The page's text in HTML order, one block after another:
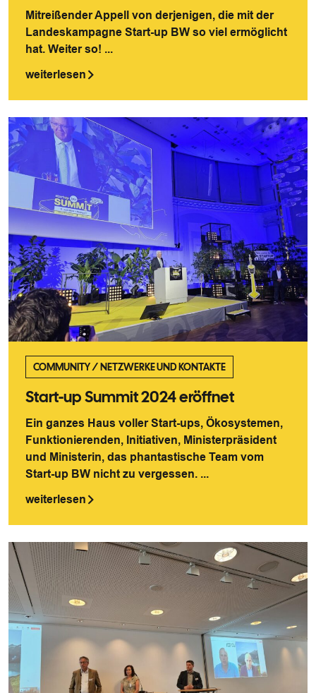
Mitreißender Appell von derjenigen, die mit der
Landeskampagne Start-up BW so viel ermöglicht
hat. Weiter so! ...
weiterlesen
COMMUNITY/NETZWERKE UND KONTAKTE
Start-up Summit 2024 eröffnet
Ein ganzes Haus voller Start-ups, Ökosystemen,
Funktionierenden, Initiativen, Ministerpräsident
und Ministerin, das phantastische Team vom
Start-up BW nicht zu vergessen. ...
weiterlesen